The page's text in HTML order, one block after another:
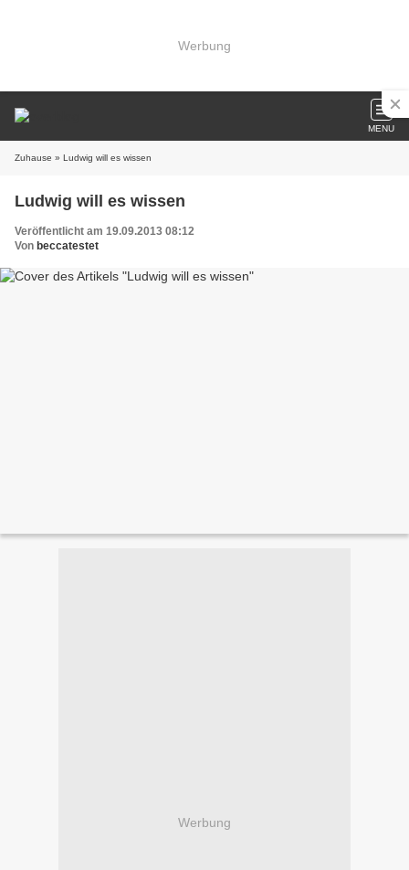
Werbung
MENU
Zuhause » Ludwig will es wissen
Ludwig will es wissen
Veröffentlicht am 19.09.2013 08:12
Von beccatestet
Werbung